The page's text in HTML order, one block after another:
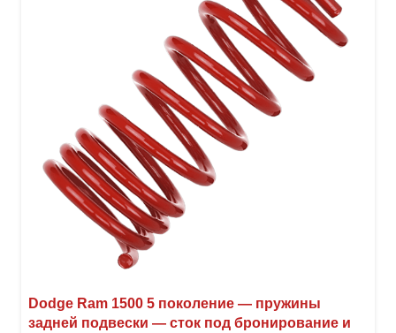
Dodge Ram 1500 5 поколение — пружины
задней подвески — сток под бронирование и